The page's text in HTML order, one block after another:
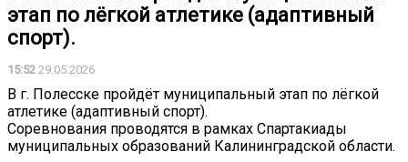
этап по лёгкой атлетике (адаптивный
спорт).
15:52 29.05.2026
В г. Полесске пройдёт муниципальный этап по лёгкой
атлетике (адаптивный спорт).
Соревнования проводятся в рамках Спартакиады
муниципальных образований Калининградской области.